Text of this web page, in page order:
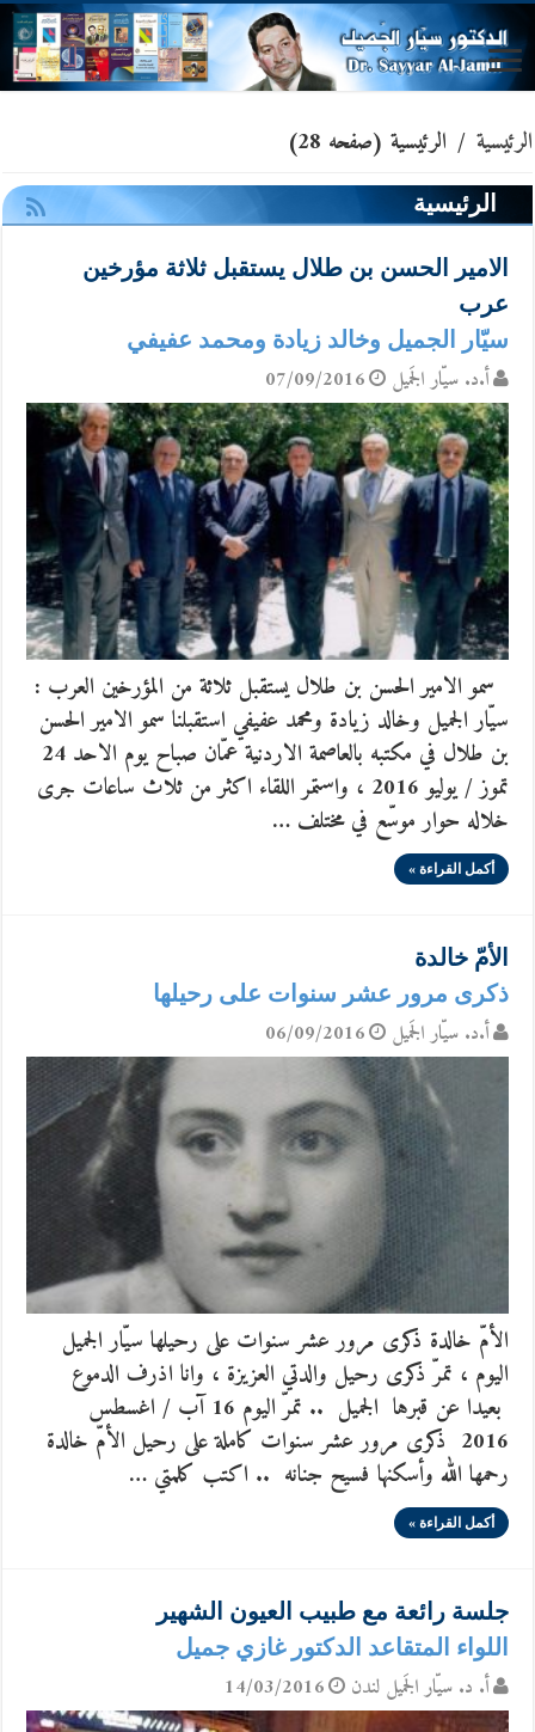
الرئيسية / الرئيسية (صفحه 28)
الرئيسية
الامير الحسن بن طلال يستقبل ثلاثة مؤرخين
عرب
سيّار الجميل وخالد زيادة ومحمد عفيفي
أ.د. سيّار الجَميل 07/09/2016
سمو الامير الحسن بن طلال يستقبل ثلاثة من المؤرخين العرب :
سيّار الجميل وخالد زيادة ومحمد عفيفي استقبلنا سمو الامير الحسن
بن طلال في مكتبه بالعاصمة الاردنية عمّان صباح يوم الاحد 24
تموز / يوليو 2016 ، واستمر اللقاء اكثر من ثلاث ساعات جرى
خلاله حوار موسّع في مختلف …
أكمل القراءة »
الأمّ خالدة
ذكرى مرور عشر سنوات على رحيلها
أ.د. سيّار الجَميل 06/09/2016
الأمّ خالدة ذكرى مرور عشر سنوات على رحيلها سيّار الجميل
اليوم ، تمرّ ذكرى رحيل والدتي العزيزة ، وانا اذرف الدموع
بعيدا عن قبرها الجميل .. تمرّ اليوم 16 آب / اغسطس
2016 ذكرى مرور عشر سنوات كاملة على رحيل الأمّ خالدة
رحمها الله وأسكنها فسيح جنانه .. اكتب كلمتي …
أكمل القراءة »
جلسة رائعة مع طبيب العيون الشهير
اللواء المتقاعد الدكتور غازي جميل
أ. د. سيّار الجَميل لندن 14/03/2016